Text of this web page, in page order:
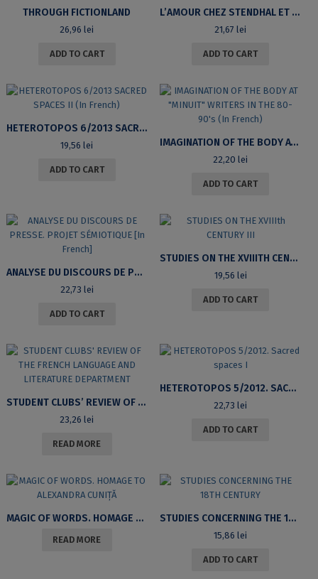
THROUGH FICTIONLAND
26,96lei
ADD TO CART
L’AMOUR CHEZ STENDHAL ET MADAME DE LA FAYETTE. ESSAI PSYCHANALYTIQUE
21,67lei
ADD TO CART
HETEROTOPOS 6/2013 SACRED SPACES II (IN FRENCH)
19,56lei
ADD TO CART
IMAGINATION OF THE BODY AT “MINUIT” WRITERS IN THE 80-90’S (IN FRENCH)
22,20lei
ADD TO CART
ANALYSE DU DISCOURS DE PRESSE. PROJET SÉMIOTIQUE [IN FRENCH]
22,73 lei
ADD TO CART
STUDIES ON THE XVIIITH CENTURY III
19,56 lei
ADD TO CART
STUDENT CLUBS’ REVIEW OF THE FRENCH LANGUAGE AND LITERATURE DEPARTMENT
23,26lei
READ MORE
HETEROTOPOS 5/2012. SACRED SPACES I
22,73lei
ADD TO CART
MAGIC OF WORDS. HOMAGE TO ALEXANDRA CUNIȚĂ
READ MORE
STUDIES CONCERNING THE 18TH CENTURY
15,86lei
ADD TO CART